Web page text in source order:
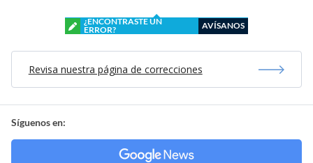
¿ENCONTRASTE UN
ERROR?
AVÍSANOS
Revisa nuestra página de correcciones
Síguenos en: